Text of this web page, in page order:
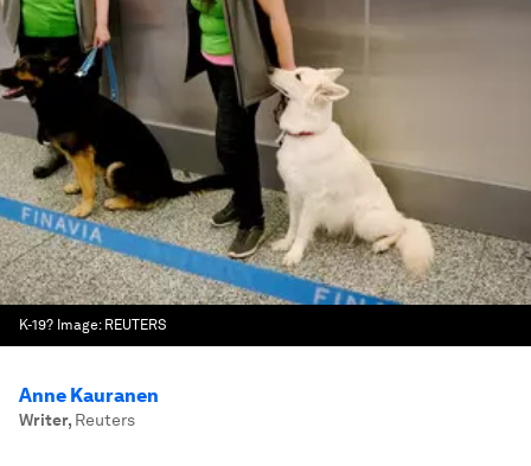
K-19? Image: REUTERS
Anne Kauranen
Writer, Reuters